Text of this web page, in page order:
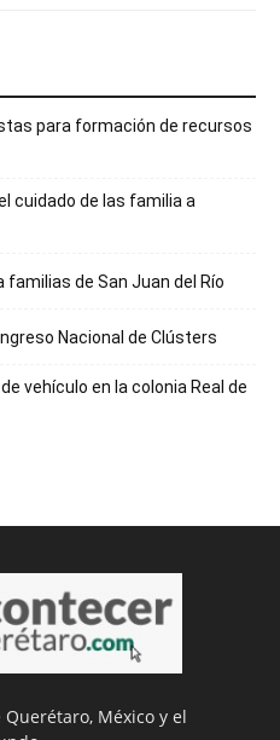
para formación de recursos
cuidado de las familia a
familias de San Juan del Río
Nacional de Clústers
vehículo en la colonia Real de
México y el